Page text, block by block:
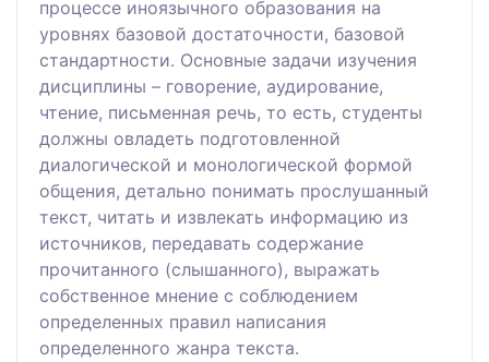
процессе иноязычного образования на
уровнях базовой достаточности, базовой
стандартности. Основные задачи изучения
дисциплины – говорение, аудирование,
чтение, письменная речь, то есть, студенты
должны овладеть подготовленной
диалогической и монологической формой
общения, детально понимать прослушанный
текст, читать и извлекать информацию из
источников, передавать содержание
прочитанного (слышанного), выражать
собственное мнение с соблюдением
определенных правил написания
определенного жанра текста.